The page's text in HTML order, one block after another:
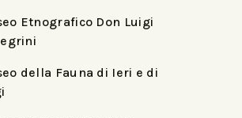
Etnografico Don Luigi
della Fauna di Ieri e di